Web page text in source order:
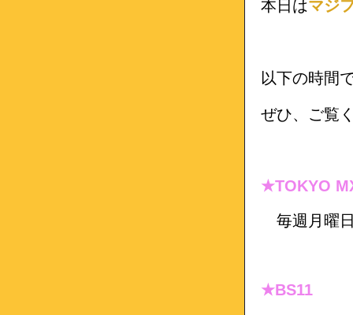
本日はマジ
以下の時間
ぜひ、ご覧
★TOKYO
毎週月曜
★BS11